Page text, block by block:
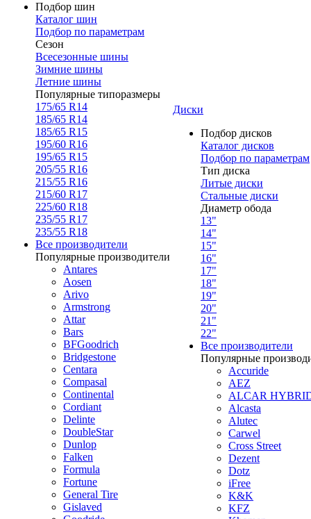
Подбор шин
Каталог шин
Подбор по параметрам
Сезон
Всесезонные шины
Зимние шины
Летние шины
Популярные типоразмеры
175/65 R14
185/65 R14
185/65 R15
195/60 R16
195/65 R15
205/55 R16
215/55 R16
215/60 R17
225/60 R18
235/55 R17
235/55 R18
Все производители
Популярные производители
Antares
Aosen
Arivo
Armstrong
Attar
Bars
BFGoodrich
Bridgestone
Centara
Compasal
Continental
Cordiant
Delinte
DoubleStar
Dunlop
Falken
Formula
Fortune
General Tire
Gislaved
Диски
Подбор дисков
Каталог дисков
Подбор по параметрам
Тип диска
Литые диски
Стальные диски
Диаметр обода
13"
14"
15"
16"
17"
18"
19"
20"
21"
22"
Все производители
Популярные
Accuride
AEZ
ALCAR
Alcasta
Alutec
Carwel
Cross Street
Dezent
Dotz
iFree
K&K
KFZ